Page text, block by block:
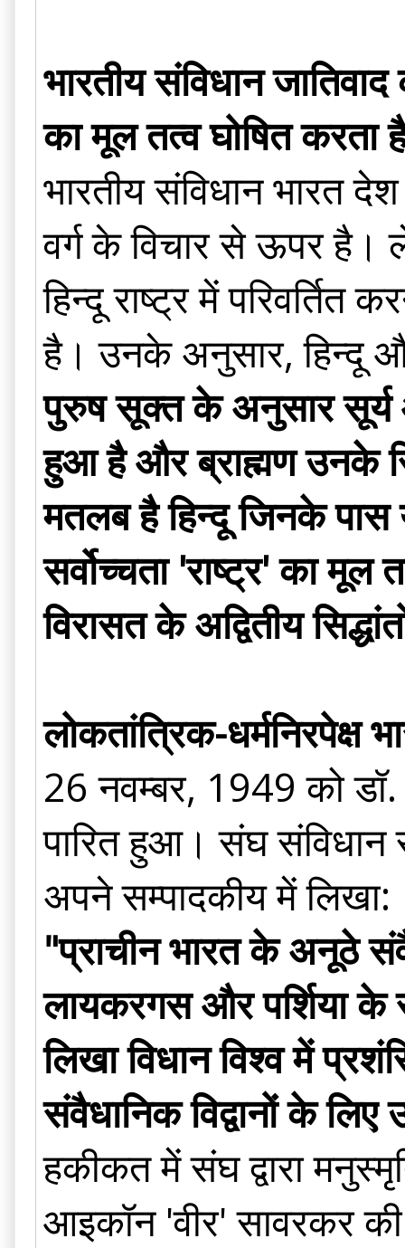
भारतीय संविधान
का मूल तत्व घोषित करता
भारतीय संविधान भारत
वर्ग के विचार से ऊपर है।
हिन्दू राष्ट्र में परिवर्तित
है। उनके अनुसार, हिन्दू
पुरुष सूक्त के अनुसार सूर्य
हुआ है और ब्राह्मण उनके
मतलब है हिन्दू जिनके पास
सर्वोच्चता 'राष्ट्र' का
विरासत के अद्वितीय
लोकतांत्रिक-धर्मनिरपेक्ष
26 नवम्बर, 1949 को
पारित हुआ। संघ
अपने सम्पादकीय में लिखा:
"प्राचीन भारत के अनूठे
लायकरगस और पर्शिया
लिखा विधान विश्व में
संवैधानिक विद्वानों के
हकीकत में संघ द्वारा
आइकॉन 'वीर' सावरकर